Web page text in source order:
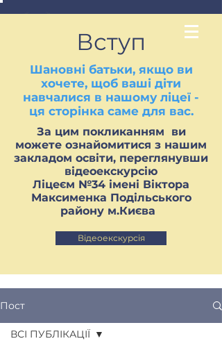
Вступ
Шановні батьки, якщо ви
хочете, щоб ваші діти
навчалися в нашому ліцеї -
ця сторінка саме для вас.
За цим покликанням ви
можете ознайомитися з нашим
закладом освіти, переглянувши
відеоекскурсію
Ліцеєм №34 імені Віктора
Максименка Подільського
району м.Києва
Відеоекскурсія
Пост
ВСІ ПУБЛІКАЦІЇ